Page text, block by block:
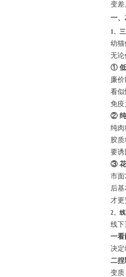
变差
一、
1、
幼猫
无论
① 低
廉
看似
免疫
② 纯
纯肉
胶
要诱
③ 花
市面
后
才更
2、
线下
一看
决定
二捏
变质